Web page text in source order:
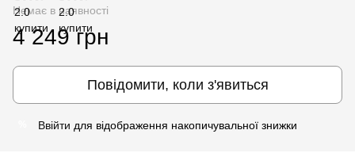
Немає в наявності
4 249 грн
Повідомити, коли з'явиться
Ввійти для відображення накопичувальної знижки